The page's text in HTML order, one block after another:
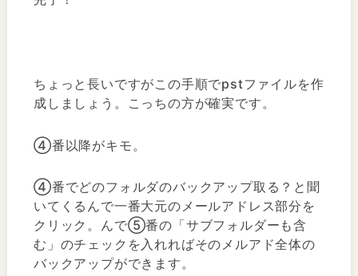
ちょっと長いですがこの手順でpstファイルを作
成しましょう。こっちの方が確実です。
④番以降がキモ。
④番でどのフォルダのバックアップ取る？と聞
いてくるんで一番大元のメールアドレス部分を
クリック。んで⑤番の「サブフォルダーも含
む」のチェックを入れればそのメルアド全体の
バックアップができます。